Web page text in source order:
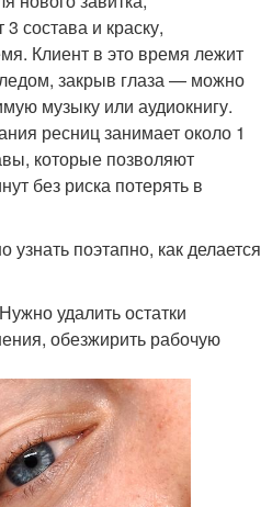
состава и краску,
Клиент в это время лежит
закрыв глаза — можно
музыку или аудиокнигу.
ресниц занимает около 1
которые позволяют
без риска потерять в
узнать поэтапно, как делается
удалить остатки
обезжирить рабочую